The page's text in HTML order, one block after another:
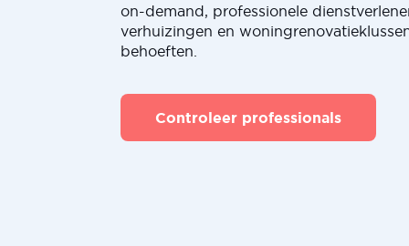
on-demand, professionele
verhuizingen en
behoeften.
Controleer professionals